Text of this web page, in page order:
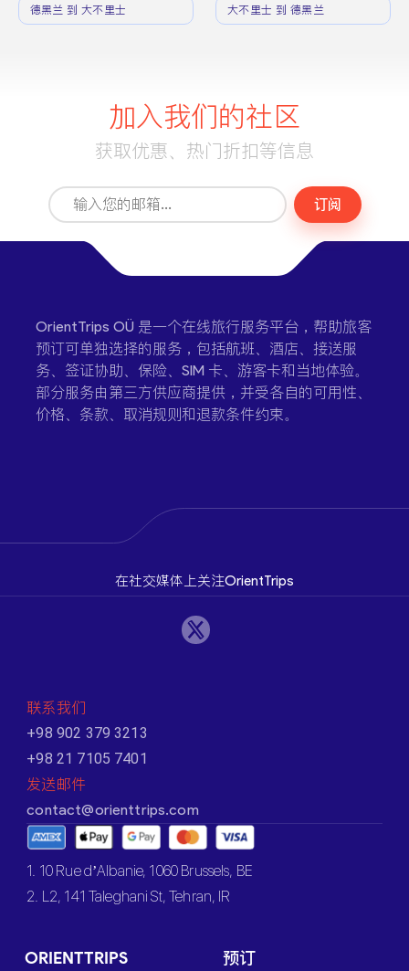
德黑兰 到 大不里士 大不里士 到 德黑兰
加入我们的社区
获取优惠、热门折扣等信息
订阅
OrientTrips OÜ 是一个在线旅行服务平台，帮助旅客
预订可单独选择的服务，包括航班、酒店、接送服
务、签证协助、保险、SIM 卡、游客卡和当地体验。
部分服务由第三方供应商提供，并受各自的可用性、
价格、条款、取消规则和退款条件约束。
在社交媒体上关注OrientTrips
联系我们
+98 902 379 3213
+98 21 7105 7401
发送邮件
contact@orienttrips.com
1. 10 Rue d’Albanie, 1060 Brussels, BE
2. L2, 141 Taleghani St, Tehran, IR
ORIENTTRIPS 预订